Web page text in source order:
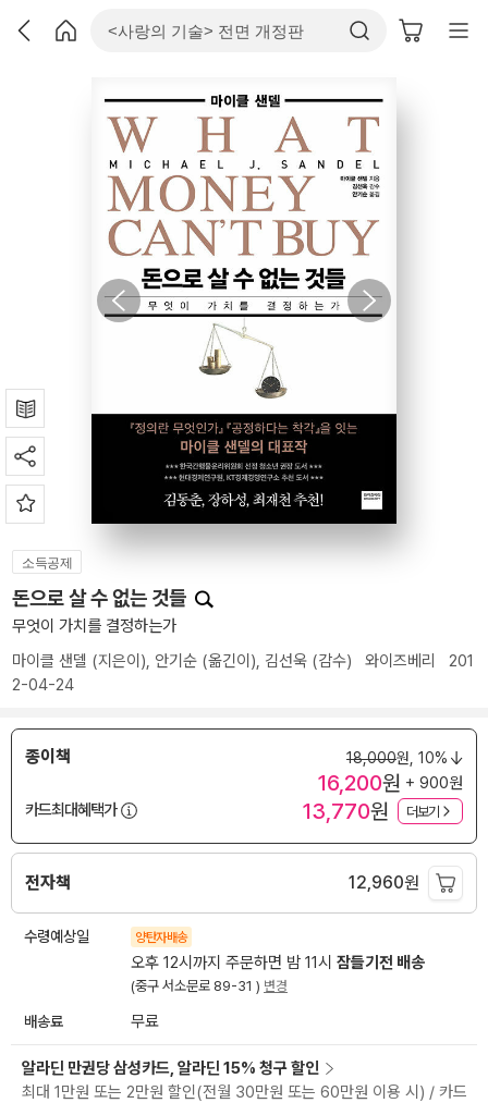
소득공제
돈으로 살 수 없는 것들
무엇이 가치를 결정하는가
마이클 샌델 (지은이), 안기순 (옮긴이), 김선욱 (감수) 와이즈베리
201
2-04-24
종이책 18,000원, 10%
16,200원 + 900원
카드최대혜택가
13,770원 더보기
전자책 12,960원
수령예상일 양탄자배송
오후 12시까지 주문하면 밤 11시 잠들기전 배송
(중구 서소문로 89-31 ) 변경
배송료 무료
알라딘 만권당 삼성카드, 알라딘 15% 청구 할인
최대 1만원 또는 2만원 할인(전월 30만원 또는 60만원 이용 시) / 카드